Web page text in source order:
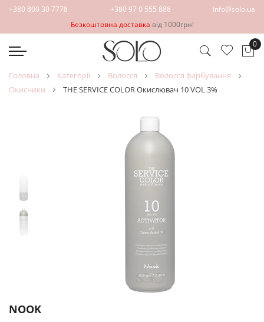
+380 800 30 7778 +380 97 0 555 888
info@solo.ua
Безкоштовна доставка від 1000грн!
0
головна категорії волосся
волосся фарбування
окисники
THE SERVICE COLOR Окислювач 10 VOL 3%
NOOK